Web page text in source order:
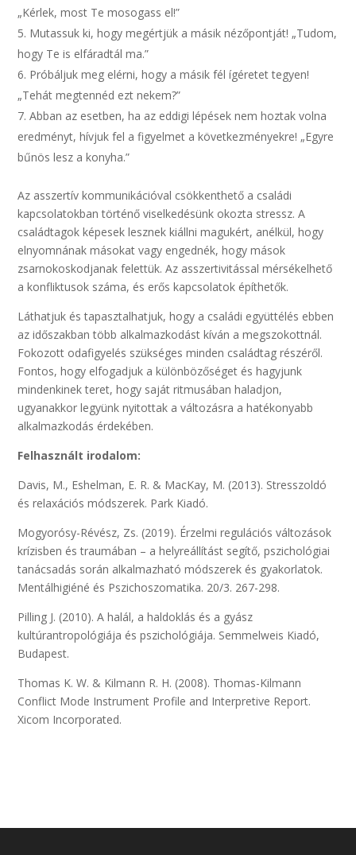
„Kérlek, most Te mosogass el!”
Mutassuk ki, hogy megértjük a másik nézőpontját! „Tudom,
hogy Te is elfáradtál ma.”
Próbáljuk meg elérni, hogy a másik fél ígéretet tegyen!
„Tehát megtennéd ezt nekem?”
Abban az esetben, ha az eddigi lépések nem hoztak volna
eredményt, hívjuk fel a figyelmet a következményekre! „Egyre
bűnös lesz a konyha.”
Az asszertív kommunikációval csökkenthető a családi
kapcsolatokban történő viselkedésünk okozta stressz. A
családtagok képesek lesznek kiállni magukért, anélkül, hogy
elnyomnának másokat vagy engednék, hogy mások
zsarnokoskodjanak felettük. Az asszertivitással mérsékelhető
a konfliktusok száma, és erős kapcsolatok építhetők.
Láthatjuk és tapasztalhatjuk, hogy a családi együttélés ebben
az időszakban több alkalmazkodást kíván a megszokottnál.
Fokozott odafigyelés szükséges minden családtag részéről.
Fontos, hogy elfogadjuk a különbözőséget és hagyjunk
mindenkinek teret, hogy saját ritmusában haladjon,
ugyanakkor legyünk nyitottak a változásra a hatékonyabb
alkalmazkodás érdekében.
Felhasznált irodalom:
Davis, M., Eshelman, E. R. & MacKay, M. (2013). Stresszoldó
és relaxációs módszerek. Park Kiadó.
Mogyorósy-Révész, Zs. (2019). Érzelmi regulációs változások
krízisben és traumában – a helyreállítást segítő, pszichológiai
tanácsadás során alkalmazható módszerek és gyakorlatok.
Mentálhigiéné és Pszichoszomatika. 20/3. 267-298.
Pilling J. (2010). A halál, a haldoklás és a gyász
kultúrantropológiája és pszichológiája. Semmelweis Kiadó,
Budapest.
Thomas K. W. & Kilmann R. H. (2008). Thomas-Kilmann
Conflict Mode Instrument Profile and Interpretive Report.
Xicom Incorporated.